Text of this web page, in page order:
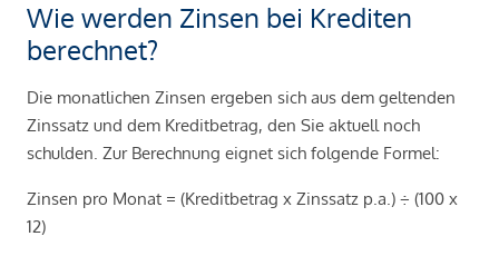
Wie werden Zinsen bei Krediten
berechnet?
Die monatlichen Zinsen ergeben sich aus dem geltenden
Zinssatz und dem Kreditbetrag, den Sie aktuell noch
schulden. Zur Berechnung eignet sich folgende Formel:
Zinsen pro Monat = (Kreditbetrag x Zinssatz p.a.) ÷ (100 x
12)